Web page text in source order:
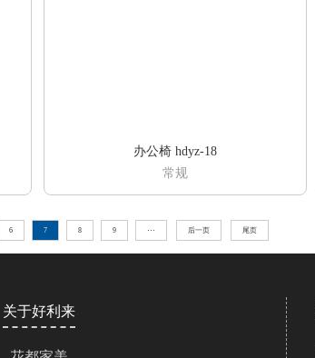
办公椅 hdyz-18
常规
6 7 8 9 ··· 后一页 尾页
关于好利来